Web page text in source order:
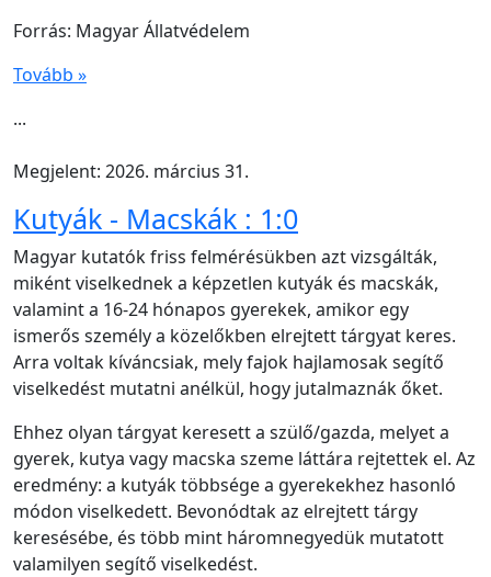
Forrás: Magyar Állatvédelem
Tovább »
...
Megjelent: 2026. március 31.
Kutyák - Macskák : 1:0
Magyar kutatók friss felmérésükben azt vizsgálták,
miként viselkednek a képzetlen kutyák és macskák,
valamint a 16-24 hónapos gyerekek, amikor egy
ismerős személy a közelőkben elrejtett tárgyat keres.
Arra voltak kíváncsiak, mely fajok hajlamosak segítő
viselkedést mutatni anélkül, hogy jutalmaznák őket.
Ehhez olyan tárgyat keresett a szülő/gazda, melyet a
gyerek, kutya vagy macska szeme láttára rejtettek el. Az
eredmény: a kutyák többsége a gyerekekhez hasonló
módon viselkedett. Bevonódtak az elrejtett tárgy
keresésébe, és több mint háromnegyedük mutatott
valamilyen segítő viselkedést.